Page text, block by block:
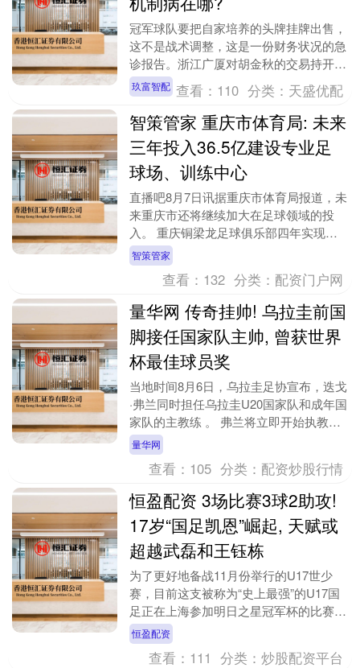
冠军球队要把自家培养的头牌挂牌出售，
这不是战术调整，这是一份财务状况的急
诊报告。浙江广厦对胡金秋的交易持开放
态度这件事，本身就是一个症状——CBA
的青训投入回报....
玖富智配 查看： 110 分类： 天盛优配
智策管家 重庆市体育局: 未来
三年投入36.5亿建设专业足
球场、训练中心
直播吧8月7日讯据重庆市体育局报道，未
来重庆市还将继续加大在足球领域的投
入。 重庆铜梁龙足球俱乐部四年实现中
冠到中超“三级跳”，2026赛季征战中超，
铜梁主场场....
智策管家
查看： 132 分类： 配资门户网
量华网 传奇挂帅! 乌拉圭前国
脚接任国家队主帅, 曾获世界
杯最佳球员奖
当地时间8月6日，乌拉圭足协宣布，迭戈
·弗兰同时担任乌拉圭U20国家队和成年国
家队的主教练 。 弗兰将立即开始执教
U20青年队。他将领导一项旨在培养年轻
人才、支....
量华网
查看： 105 分类： 配资炒股行情
恒盈配资 3场比赛3球2助攻!
17岁“国足凯恩”崛起, 天赋或
超越武磊和王钰栋
为了更好地备战11月份举行的U17世少
赛，目前这支被称为“史上最强”的U17国
足正在上海参加明日之星冠军杯的比赛。
这一次的赛事，U17国足算是以“残阵”来
踢，万....
恒盈配资
查看： 111 分类：炒股配资平台